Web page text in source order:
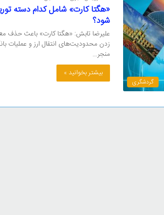
گردشگری
«هگتا کارت» شامل کدام دسته
شود؟
علیرضا تابش: «هگتا کارت» باعث حذف
زدن محدودیت‌های انتقال ارز و عملیات
منجر…
بیشتر بخوانید »